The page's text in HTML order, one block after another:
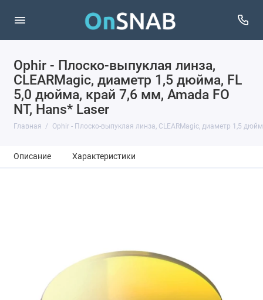
Ophir - Плоско-выпуклая линза,
CLEARMagic, диаметр 1,5 дюйма, FL
5,0 дюйма, край 7,6 мм, Amada FO
NT, Hans* Laser
Главная Ophir - Плоско-выпуклая линза, CLEARMagic, диаметр 1,5
Описание Характеристики